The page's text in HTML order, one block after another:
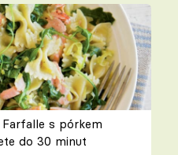
s pórkem
do 30 minut